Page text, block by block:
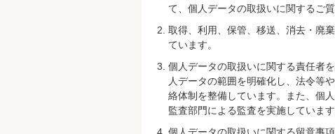
て、個人データの取扱いに関するご
取得、利用、保管、移送、消去・廃
ています。
個人データの取扱いに関する責任者
人データの範囲を明確化し、法令等
絡体制を整備しています。また、個
監査部門による監査を実施しています